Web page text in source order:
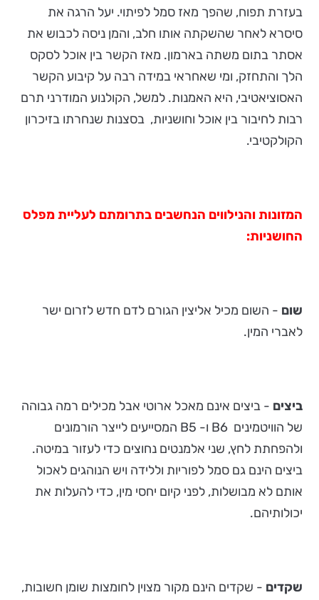
בעזרת תפוח, שהפך מאז סמל לפיתוי. יעל הרגה את
סיסרא לאחר שהשקתה אותו חלב, והמן ניסה לכבוש את
אסתר בתום משתה בארמון. מאז הקשר בין אוכל לסקס
הלך והתחזק, ומי שאחראי במידה רבה על קיבוע הקשר
האסוציאטיבי, היא האמנות. למשל, הקולנוע המודרני תרם
רבות לחיבור בין אוכל וחושניות, בסצנות שנחרתו בזיכרון
הקולקטיבי.
המזונות והנילווים הנחשבים בתרומתם לעליית מפלס
החושניות:
שום - השום מכיל אליצין הגורם לדם חדש לזרום ישר
לאברי המין.
ביצים - ביצים אינם מאכל ארוטי אבל מכילים רמה גבוהה
של הוויטמינים B6 ו- B5 המסייעים לייצר הורמונים
ולהפחתת לחץ, שני אלמנטים נחוצים כדי לעזור במיטה.
ביצים הינם גם סמל לפוריות וללידה ויש הנוהגים לאכול
אותם לא מבושלות, לפני קיום יחסי מין, כדי להעלות את
יכולותיהם.
שקדים - שקדים הינם מקור מצוין לחומצות שומן חשובות,